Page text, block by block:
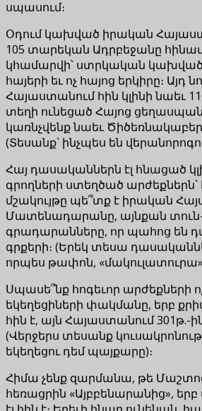
սպասում։
Օդում կախված իրական
105 տարեկան Ադրբեջանը
կհամարվի՝ ստրկական
հայերի եւ ոչ հայոց երկիրը։ Այդ
Հայաստանում հին կլինի նաեւ
տեղի ունեցած Հայոց
կառնչվենք նաեւ
(Տեսանք` ինչպես են
Հայ դասականներն էլ հնացած
գրողների ստեղծած արժեքներն՝
մշակույթը պե՞տք է իրական
Մատենադարանը, այնքան
գրադարանները, որ պահոց են
գրքերի։ (Երեկ տեսա
որպես թափոն,
Սպասե՞նք հոգեւոր արժեքների
եկեղեցիների փակմանը, երբ
հին է, այն Հայաստանում 301թ.-
(Վերջերս տեսանք
եկեղեցու դեմ պայքարը)։
Հիմա չենք զարմանա, թե
հեռացրին «Այբբենարանից»,